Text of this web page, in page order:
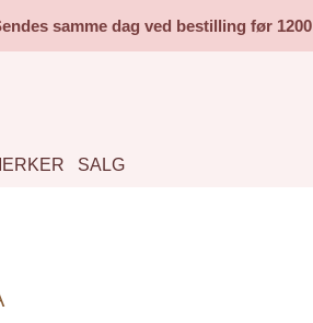
samme dag ved bestilling før 1200
SALG